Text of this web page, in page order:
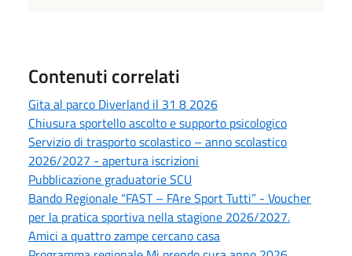
Contenuti correlati
Gita al parco Diverland il 31 8 2026
Chiusura sportello ascolto e supporto psicologico
Servizio di trasporto scolastico – anno scolastico
2026/2027 - apertura iscrizioni
Pubblicazione graduatorie SCU
Bando Regionale “FAST – FAre Sport Tutti” - Voucher
per la pratica sportiva nella stagione 2026/2027.
Amici a quattro zampe cercano casa